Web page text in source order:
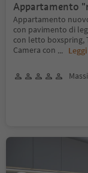
Appartamento
Appartamento
con pavimento di
con letto boxspring,
Camera con ...